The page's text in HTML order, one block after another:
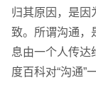
归其原因，是因
致。所谓沟通，
息由一个人传达
度百科对“沟通”